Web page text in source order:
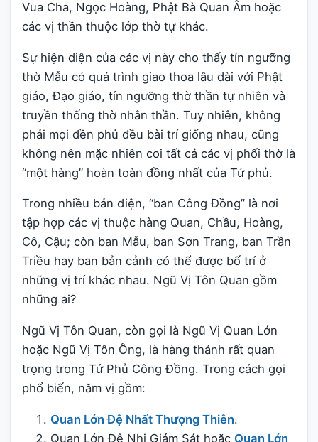
Vua Cha, Ngọc Hoàng, Phật Bà Quan Âm hoặc
các vị thần thuộc lớp thờ tự khác.
Sự hiện diện của các vị này cho thấy tín ngưỡng
thờ Mẫu có quá trình giao thoa lâu dài với Phật
giáo, Đạo giáo, tín ngưỡng thờ thần tự nhiên và
truyền thống thờ nhân thần. Tuy nhiên, không
phải mọi đền phủ đều bài trí giống nhau, cũng
không nên mặc nhiên coi tất cả các vị phối thờ là
“một hàng” hoàn toàn đồng nhất của Tứ phủ.
Trong nhiều bản điện, “ban Công Đồng” là nơi
tập hợp các vị thuộc hàng Quan, Chầu, Hoàng,
Cô, Cậu; còn ban Mẫu, ban Sơn Trang, ban Trần
Triều hay ban bản cảnh có thể được bố trí ở
những vị trí khác nhau. Ngũ Vị Tôn Quan gồm
những ai?
Ngũ Vị Tôn Quan, còn gọi là Ngũ Vị Quan Lớn
hoặc Ngũ Vị Tôn Ông, là hàng thánh rất quan
trọng trong Tứ Phủ Công Đồng. Trong cách gọi
phổ biến, năm vị gồm:
Quan Lớn Đệ Nhất Thượng Thiên.
Quan Lớn Đệ Nhị Giám Sát hoặc Quan Lớn